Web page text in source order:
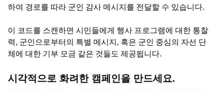
하여 경로를 따라 군인 감사 메시지를 전달할 수 있습니다.
이 코드를 스캔하면 시민들에게 행사 프로그램에 대한 통찰
력, 군인으로부터의 특별 메시지, 혹은 군인 중심의 자선 단
체에 대한 기부 모금 같은 것들도 제공됩니다.
시각적으로 화려한 캠페인을 만드세요.